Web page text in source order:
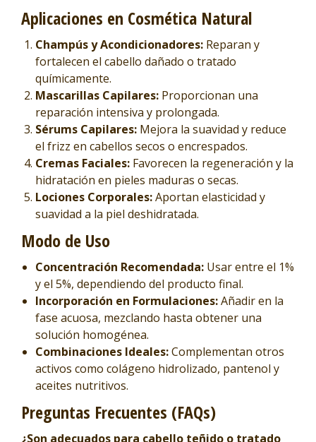
Aplicaciones en Cosmética Natural
Champús y Acondicionadores: Reparan y
fortalecen el cabello dañado o tratado
químicamente.
Mascarillas Capilares: Proporcionan una
reparación intensiva y prolongada.
Sérums Capilares: Mejora la suavidad y reduce
el frizz en cabellos secos o encrespados.
Cremas Faciales: Favorecen la regeneración y la
hidratación en pieles maduras o secas.
Lociones Corporales:Aportan elasticidad y
suavidad a la piel deshidratada.
Modo de Uso
Concentración Recomendada: Usar entre el 1%
y el 5%, dependiendo del producto final.
Incorporación en Formulaciones:Añadir en la
fase acuosa, mezclando hasta obtener una
solución homogénea.
Combinaciones Ideales:Complementan otros
activos como colágeno hidrolizado, pantenol y
aceites nutritivos.
Preguntas Frecuentes (FAQs)
¿Son adecuados para cabello teñido o tratado